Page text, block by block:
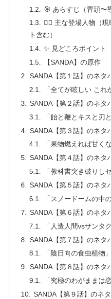
🎯 あらすじ（冒頭〜
🧍‍♂️ 主な登場人物（
ト含む）
✨ 見どころポイント
【SANDA】の原作
SANDA【第１話】のネタ
「全てが眩しい これ
SANDA【第２話】のネタ
「飴と鞭とキスと刃と
SANDA【第３話】のネタ
「果物燃えれば甘くな
SANDA【第４話】のネタ
「教科書突き破りし
SANDA【第５話】のネタ
「スノードームの中
SANDA【第６話】のネタ
「人造人間vsサンタ
SANDA【第７話】のネタ
「陰日向の食虫植物」
SANDA【第８話】のネタ
「究極のわがままは
SANDA【第９話】のネ